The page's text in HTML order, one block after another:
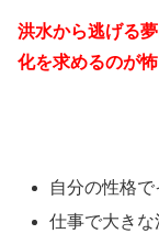
洪水から逃げる
化を求めるのが
自分の性格
仕事で大き